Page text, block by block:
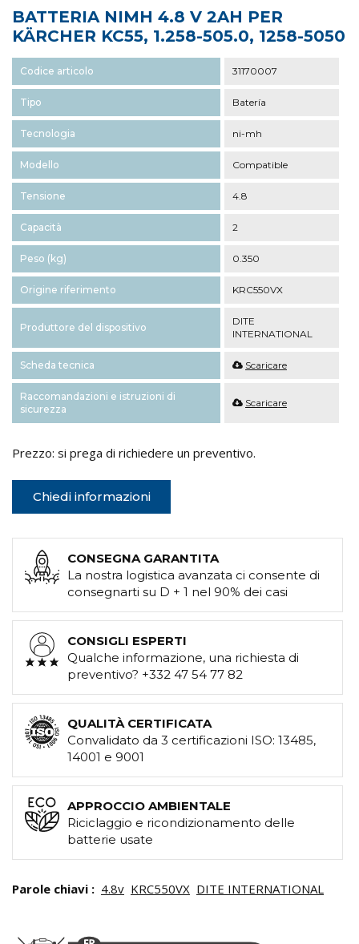
BATTERIA NIMH 4.8 V 2AH PER
KÄRCHER KC55, 1.258-505.0, 1258-5050
Codice articolo 31170007
Tipo Batería
Tecnologia ni-mh
Modello Compatible
Tensione 4.8
Capacità 2
Peso (kg) 0.350
Origine riferimento KRC550VX
Produttore del dispositivo
DITE
INTERNATIONAL
Scheda tecnica Scaricare
Raccomandazioni e istruzioni di
sicurezza
Scaricare
Prezzo: si prega di richiedere un preventivo.
Chiedi informazioni
CONSEGNA GARANTITA
La nostra logistica avanzata ci consente di
consegnarti su D + 1 nel 90% dei casi
CONSIGLI ESPERTI
Qualche informazione, una richiesta di
preventivo? +332 47 54 77 82
QUALITÀ CERTIFICATA
Convalidato da 3 certificazioni ISO: 13485,
14001 e 9001
APPROCCIO AMBIENTALE
Riciclaggio e ricondizionamento delle
batterie usate
Parole chiavi : 4.8v KRC550VX DITE INTERNATIONAL